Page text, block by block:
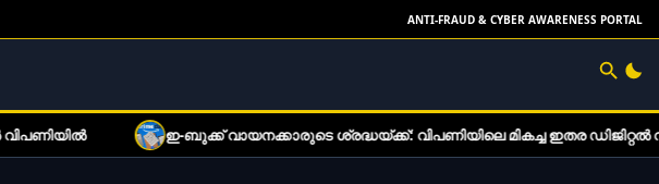
ANTI-FRAUD & CYBER AWARENESS PORTAL
ഇ-ബുക്ക് വായനക്കാരുടെ ശ്രദ്ധയ്ക്ക്: വിപണിയിലെ മികച്ച ഇതര ഡിജിറ്റൽ വായനാ ഉപകരണങ്ങൾ